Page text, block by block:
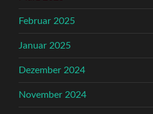
Februar 2025
Januar 2025
Dezember 2024
November 2024